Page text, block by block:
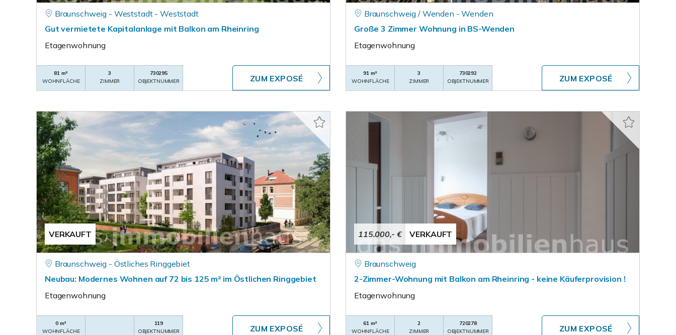
Braunschweig - Weststadt - Weststadt
Gut vermietete Kapitalanlage mit Balkon am Rheinring
Etagenwohnung
81 m²
WOHNFLÄCHE
3
ZIMMER
730295
OBJEKTNUMMER
ZUM EXPOSÉ
Braunschweig / Wenden - Wenden
Große 3 Zimmer Wohnung in BS-Wenden
Etagenwohnung
91 m²
WOHNFLÄCHE
3
ZIMMER
730292
OBJEKTNUMMER
ZUM EXPOSÉ
VERKAUFT
Braunschweig - Östliches Ringgebiet
Neubau: Modernes Wohnen auf 72 bis 125 m² im Östlichen Ringgebiet
Etagenwohnung
0 m²
WOHNFLÄCHE
119
OBJEKTNUMMER
ZUM EXPOSÉ
115.000,- € VERKAUFT
Braunschweig
2-Zimmer-Wohnung mit Balkon am Rheinring - keine Käuferprovision !
Etagenwohnung
61 m²
WOHNFLÄCHE
2
ZIMMER
720278
OBJEKTNUMMER
ZUM EXPOSÉ